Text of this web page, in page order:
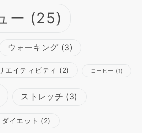
ー (25)
ウォーキング (3)
エイティビティ (2) コーヒー (1)
ストレッチ (3)
ダイエット (2)